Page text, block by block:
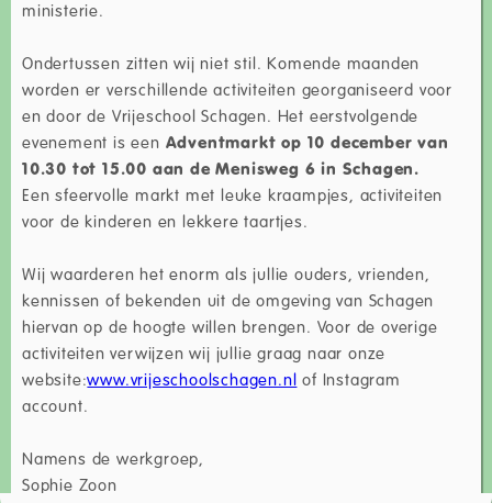
ministerie.
Ondertussen zitten wij niet stil. Komende maanden
worden er verschillende activiteiten georganiseerd voor
en door de Vrijeschool Schagen. Het eerstvolgende
evenement is een Adventmarkt op 10 december van
10.30 tot 15.00 aan de Menisweg 6 in Schagen.
Een sfeervolle markt met leuke kraampjes, activiteiten
voor de kinderen en lekkere taartjes.
Wij waarderen het enorm als jullie ouders, vrienden,
kennissen of bekenden uit de omgeving van Schagen
hiervan op de hoogte willen brengen. Voor de overige
activiteiten verwijzen wij jullie graag naar onze
website:www.vrijeschoolschagen.nl of Instagram
account.
Namens de werkgroep,
Sophie Zoon